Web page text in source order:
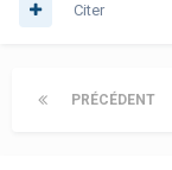
Citer
PRÉCÉDENT